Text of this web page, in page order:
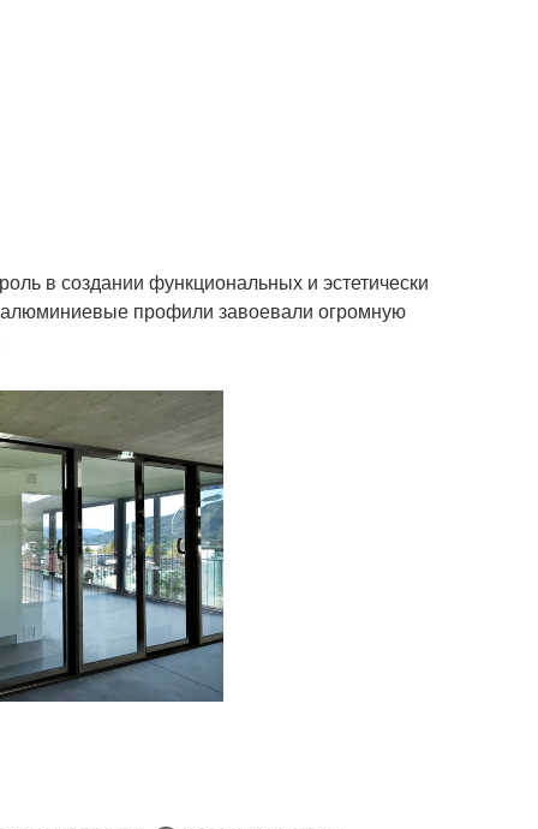
в создании функциональных и эстетически
алюминиевые профили завоевали огромную